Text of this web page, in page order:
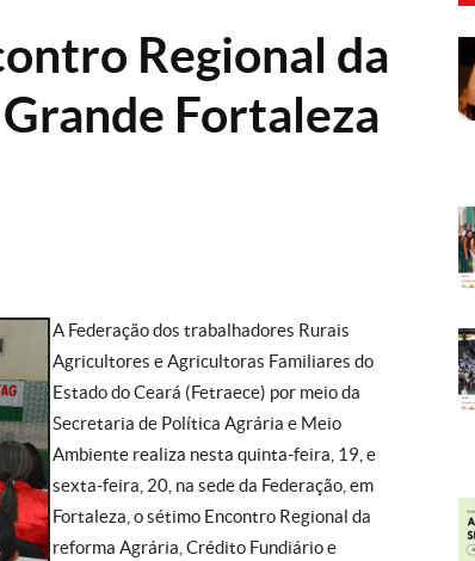
Regional da
Fortaleza
A Federação dos trabalhadores Rurais
Agricultores e Agricultoras Familiares do
Estado do Ceará (Fetraece) por meio da
Secretaria de Política Agrária e Meio
Ambiente realiza nesta quinta-feira, 19, e
sexta-feira, 20, na sede da Federação, em
Fortaleza, o sétimo Encontro Regional da
reforma Agrária, Crédito Fundiário e